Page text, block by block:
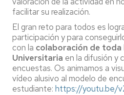
facilitar su realización.
El gran reto para todos es
participación y para
con la colaboración de toda
Universitaria en la difusión y
encuestas. Os animamos a
vídeo alusivo al modelo de
estudiante: https://youtu.be/